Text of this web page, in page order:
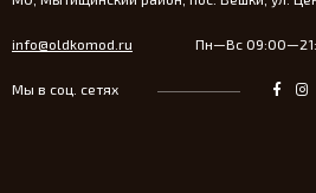
info@oldkomod.ru Пн—Вс
Мы в соц. сетях